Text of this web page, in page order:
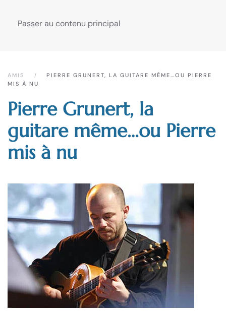
Passer au contenu principal
AMIS
PIERRE GRUNERT, LA GUITARE MÊME…OU PIERRE
MIS À NU
Pierre Grunert, la
guitare même…ou Pierre
mis à nu